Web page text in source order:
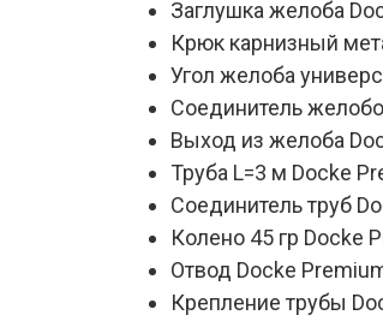
Заглушка желоба
Крюк карнизный
Угол желоба
Соединитель
Выход из желоба
Труба L=3 м Docke
Соединитель труб
Колено 45 гр Docke
Отвод Docke
Крепление трубы